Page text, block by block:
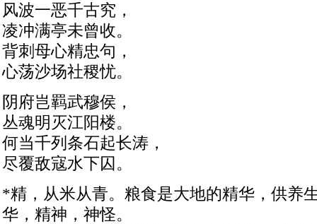
风波一恶千古究，
凌冲满亭未曾收。
背刺母心精忠句，
心荡沙场社稷忧。
阴府岂羁武穆侯，
丛魂明灭江阳楼。
何当千列条石起长涛，
尽覆敌寇水下囚。
*精，从米从青。粮食是大地的精华，供养
华，精神，神怪。